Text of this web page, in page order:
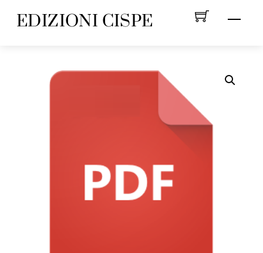
Menu
EDIZIONI CISPE